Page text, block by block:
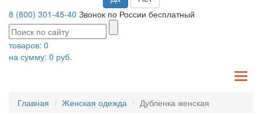
8 (800) 301-45-40 Звонок по России бесплатный
товаров: 0
на сумму: 0 руб.
Главная Женская одежда Дубленка женская